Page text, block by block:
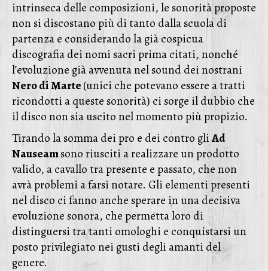
intrinseca delle composizioni, le sonorità proposte
non si discostano più di tanto dalla scuola di
partenza e considerando la già cospicua
discografia dei nomi sacri prima citati, nonché
l’evoluzione già avvenuta nel sound dei nostrani
Nero di Marte(unici che potevano essere a tratti
ricondotti a queste sonorità) ci sorge il dubbio che
il disco non sia uscito nel momento più propizio.
Tirando la somma dei pro e dei contro gliAd
Nauseamsono riusciti a realizzare un prodotto
valido, a cavallo tra presente e passato, che non
avrà problemi a farsi notare. Gli elementi presenti
nel disco ci fanno anche sperare in una decisiva
evoluzione sonora, che permetta loro di
distinguersi tra tanti omologhi e conquistarsi un
posto privilegiato nei gusti degli amanti del
genere.